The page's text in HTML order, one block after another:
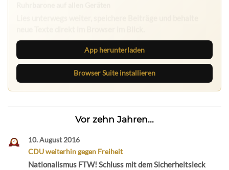
App herunterladen
Browser Suite installieren
Vor zehn Jahren...
10. August 2016
CDU weiterhin gegen Freiheit
Nationalismus FTW! Schluss mit dem Sicherheitsleck